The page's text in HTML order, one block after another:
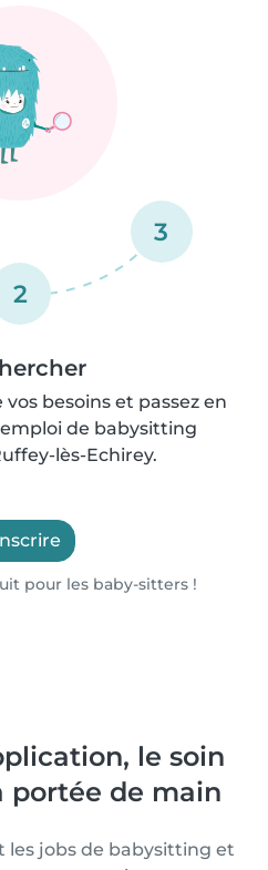
2
3
besoins et passez en
de babysitting
lès-Echirey.
pour les baby-sitters !
le soin
portée de main
les jobs de babysitting et